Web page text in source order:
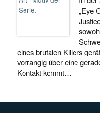
„Eye
eines brutalen Killers
vorrangig über eine
Kontakt kommt…